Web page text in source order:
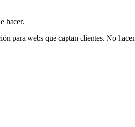
hacer.
para webs que captan clientes. No